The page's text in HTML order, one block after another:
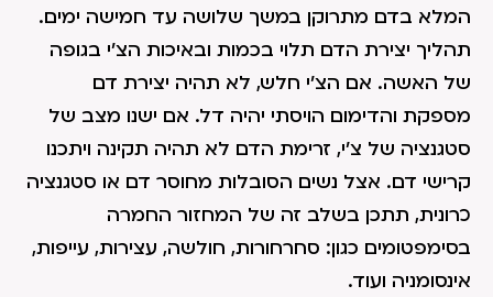
המלא בדם מתרוקן במשך שלושה עד חמישה ימים.
תהליך יצירת הדם תלוי בכמות ובאיכות הצ'י בגופה
של האשה. אם הצ'י חלש, לא תהיה יצירת דם
מספקת והדימום הויסתי יהיה דל. אם ישנו מצב של
סטגנציה של צ'י, זרימת הדם לא תהיה תקינה ויתכנו
קרישי דם. אצל נשים הסובלות מחוסר דם או סטגנציה
כרונית, תתכן בשלב זה של המחזור החמרה
בסימפטומים כגון: סחרחורות, חולשה, עצירות, עייפות,
אינסומניה ועוד.